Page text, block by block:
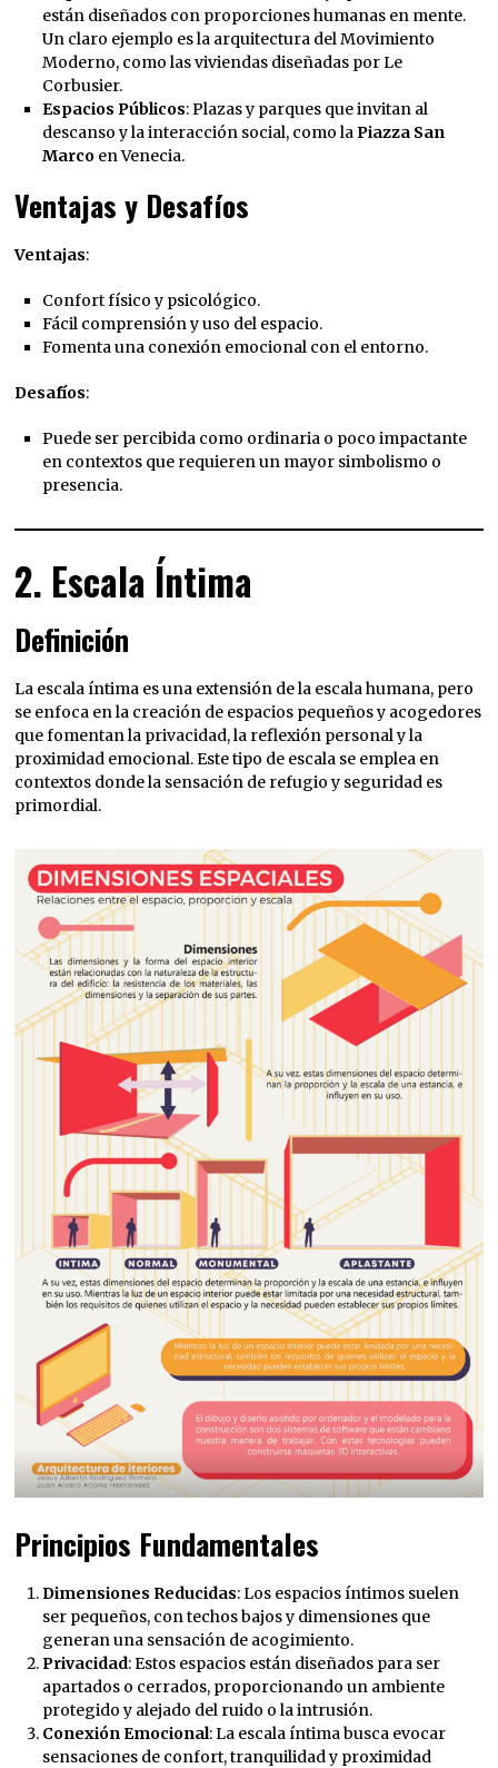
están diseñados con proporciones humanas en mente.
Un claro ejemplo es la arquitectura del Movimiento
Moderno, como las viviendas diseñadas por Le
Corbusier.
Espacios Públicos: Plazas y parques que invitan al
descanso y la interacción social, como laPiazza San
Marcoen Venecia.
Ventajas y Desafíos
Ventajas:
Confort físico y psicológico.
Fácil comprensión y uso del espacio.
Fomenta una conexión emocional con el entorno.
Desafíos:
Puede ser percibida como ordinaria o poco impactante
en contextos que requieren un mayor simbolismo o
presencia.
2. Escala Íntima
Definición
La escala íntima es una extensión de la escala humana, pero
se enfoca en la creación de espacios pequeños y acogedores
que fomentan la privacidad, la reflexión personal y la
proximidad emocional. Este tipo de escala se emplea en
contextos donde la sensación de refugio y seguridad es
primordial.
Principios Fundamentales
Dimensiones Reducidas: Los espacios íntimos suelen
ser pequeños, con techos bajos y dimensiones que
generan una sensación de acogimiento.
Privacidad: Estos espacios están diseñados para ser
apartados o cerrados, proporcionando un ambiente
protegido y alejado del ruido o la intrusión.
Conexión Emocional: La escala íntima busca evocar
sensaciones de confort, tranquilidad y proximidad